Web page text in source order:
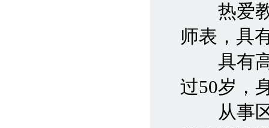
热爱教
师表，具
具有高
过50岁，
从事区